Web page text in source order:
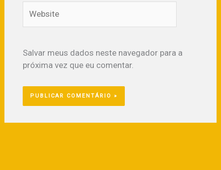
Salvar meus dados neste navegador para a
próxima vez que eu comentar.